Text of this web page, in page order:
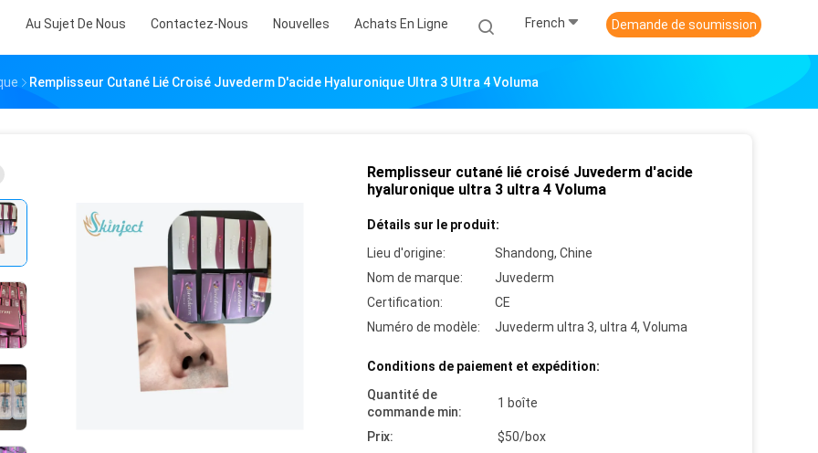
Au Sujet De Nous Contactez-Nous Nouvelles Achats En Ligne French Demande de soumission
Remplisseur Cutané Lié Croisé Juvederm D'acide Hyaluronique Ultra 3 Ultra 4 Voluma
Remplisseur cutané lié croisé Juvederm d'acide
hyaluronique ultra 3 ultra 4 Voluma
Détails sur le produit:
Lieu d'origine:
Shandong, Chine
Nom de marque:
Juvederm
Certification:
CE
Numéro de modèle:
Juvederm ultra 3, ultra 4, Voluma
Conditions de paiement et expédition:
Quantité de
commande min:
1 boîte
Prix:
$50/box